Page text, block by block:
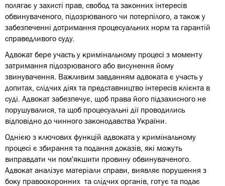
полягає у захисті прав, свобод та законних інтересів
обвинуваченого, підозрюваного чи потерпілого, а також у
забезпеченні дотримання процесуальних норм та гарантій
справедливого суду.
Адвокат бере участь у кримінальному процесі з моменту
затримання підозрюваного або висунення йому
звинувачення. Важливим завданням адвоката є участь у
допитах, слідчих діях та представництво інтересів клієнта в
суді. Адвокат забезпечує, щоб права його підзахисного не
порушувалися, та щоб процесуальні дії проводились
відповідно до чинного законодавства України.
Однією з ключових функцій адвоката у кримінальному
процесі є збирання та подання доказів, які можуть
виправдати чи пом'якшити провину обвинуваченого.
Адвокат аналізує матеріали справи, виявляє порушення з
боку правоохоронних та слідчих органів, готує та подає